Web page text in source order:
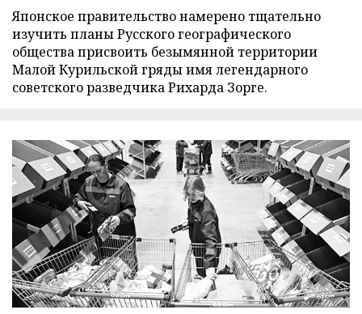
Японское правительство намерено тщательно
изучить планы Русского географического
общества присвоить безымянной территории
Малой Курильской гряды имя легендарного
советского разведчика Рихарда Зорге.